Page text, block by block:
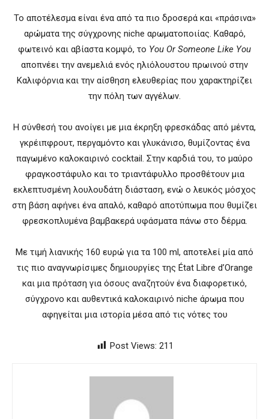
Το αποτέλεσμα είναι ένα από τα πιο δροσερά και «πράσινα»
αρώματα της σύγχρονης niche αρωματοποιίας. Καθαρό,
φωτεινό και αβίαστα κομψό, το You Or Someone Like You
αποπνέει την ανεμελιά ενός ηλιόλουστου πρωινού στην
Καλιφόρνια και την αίσθηση ελευθερίας που χαρακτηρίζει
την πόλη των αγγέλων.
Η σύνθεσή του ανοίγει με μια έκρηξη φρεσκάδας από μέντα,
γκρέιπφρουτ, περγαμόντο και γλυκάνισο, θυμίζοντας ένα
παγωμένο καλοκαιρινό cocktail. Στην καρδιά του, το μαύρο
φραγκοστάφυλο και το τριαντάφυλλο προσθέτουν μια
εκλεπτυσμένη λουλουδάτη διάσταση, ενώ ο λευκός μόσχος
στη βάση αφήνει ένα απαλό, καθαρό αποτύπωμα που θυμίζει
φρεσκοπλυμένα βαμβακερά υφάσματα πάνω στο δέρμα.
Με τιμή λιανικής 160 ευρώ για τα 100 ml, αποτελεί μία από
τις πιο αναγνωρίσιμες δημιουργίες της État Libre d’Orange
και μια πρόταση για όσους αναζητούν ένα διαφορετικό,
σύγχρονο και αυθεντικά καλοκαιρινό niche άρωμα που
αφηγείται μια ιστορία μέσα από τις νότες του
Post Views: 211